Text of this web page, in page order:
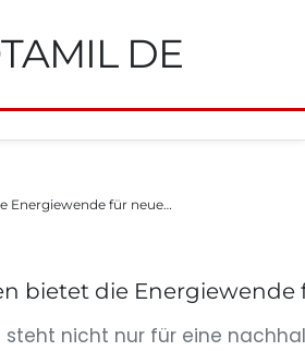
DE
Energiewende für neue…
bietet die Energiewende
steht nicht nur für eine